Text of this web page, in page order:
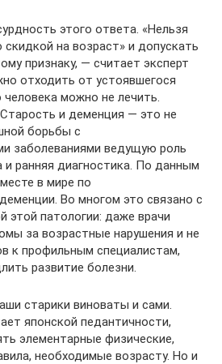
этого ответа. «Нельзя
скидкой на возраст» и допускать
признаку, — считает эксперт
отходить от устоявшегося
можно не лечить.
и деменция — это не
борьбы с
заболеваниями ведущую роль
и ранняя диагностика. По данным
в мире по
Во многом это связано с
этой патологии: даже врачи
за возрастные нарушения и не
к профильным специалистам,
развитие болезни.
старики виноваты и сами.
японской педантичности,
элементарные физические,
необходимые возрасту. Но и